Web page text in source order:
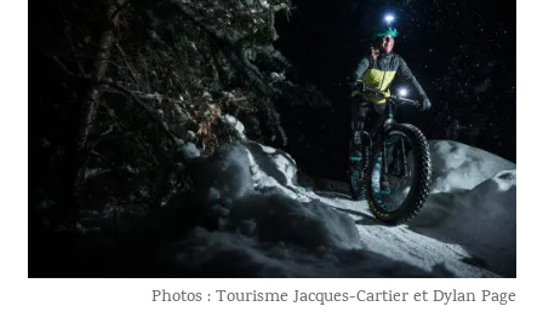
Photos : Tourisme Jacques-Cartier et Dylan Page